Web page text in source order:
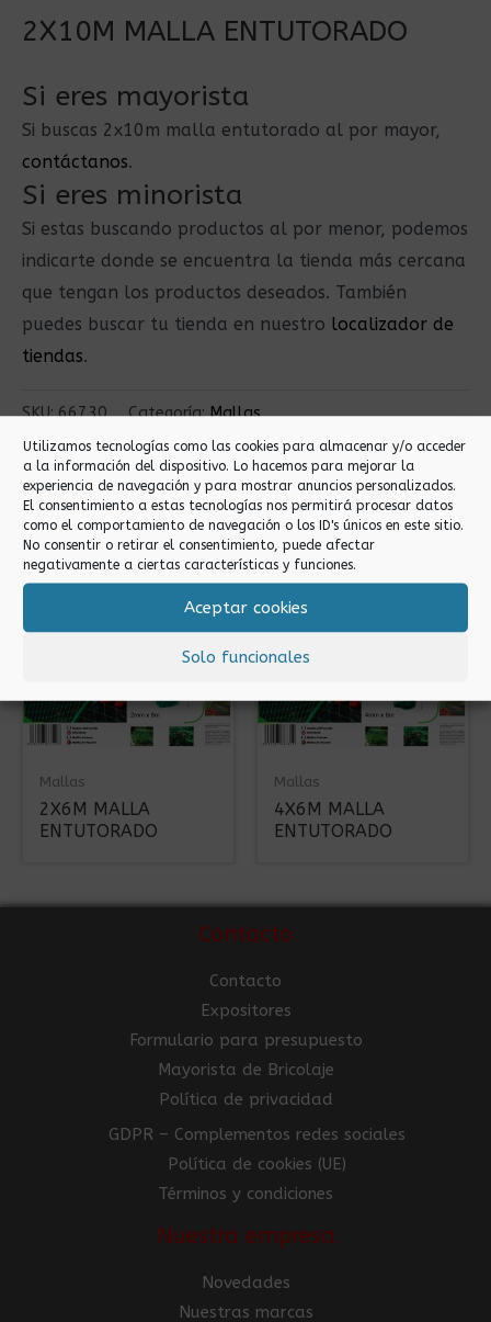
Utilizamos tecnologías como las cookies para almacenar y/o acceder
a la información del dispositivo. Lo hacemos para mejorar la
experiencia de navegación y para mostrar anuncios personalizados.
El consentimiento a estas tecnologías nos permitirá procesar datos
como el comportamiento de navegación o los ID's únicos en este sitio.
No consentir o retirar el consentimiento, puede afectar
negativamente a ciertas características y funciones.
Aceptar cookies
Solo funcionales
2X10M MALLA ENTUTORADO
Si eres mayorista
Si buscas 2x10m malla entutorado al por mayor,
contáctanos.
Si eres minorista
Si estas buscando productos al por menor, podemos
indicarte donde se encuentra la tienda más cercana
que tengan los productos deseados. También
puedes buscar tu tienda en nuestro localizador de
tiendas.
SKU:66730 Categoría:Mallas
Compartir a través de:
Productos relacionados
Mallas
2X6M MALLA
ENTUTORADO
Mallas
4X6M MALLA
ENTUTORADO
Contacto
Contacto
Expositores
Formulario para presupuesto
Mayorista de Bricolaje
Política de privacidad
GDPR – Complementos redes sociales
Política de cookies (UE)
Términos y condiciones
Nuestra empresa
Novedades
Nuestras marcas